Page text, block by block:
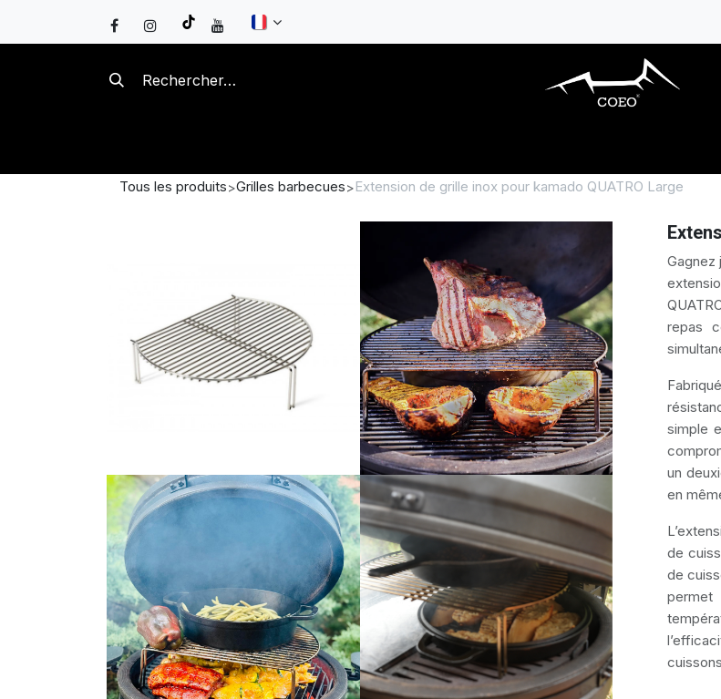
Tous les produits Grilles barbecues Extension de grille inox pour kamado QUATRO Large
Gagnez
repas
simple
un
en
de
de
permet